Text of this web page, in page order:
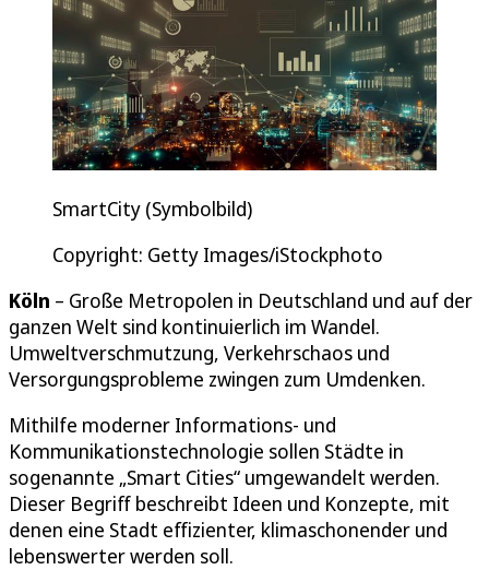
SmartCity (Symbolbild)
Copyright: Getty Images/iStockphoto
Köln – Große Metropolen in Deutschland und auf der
ganzen Welt sind kontinuierlich im Wandel.
Umweltverschmutzung, Verkehrschaos und
Versorgungsprobleme zwingen zum Umdenken.
Mithilfe moderner Informations- und
Kommunikationstechnologie sollen Städte in
sogenannte „Smart Cities“ umgewandelt werden.
Dieser Begriff beschreibt Ideen und Konzepte, mit
denen eine Stadt effizienter, klimaschonender und
lebenswerter werden soll.